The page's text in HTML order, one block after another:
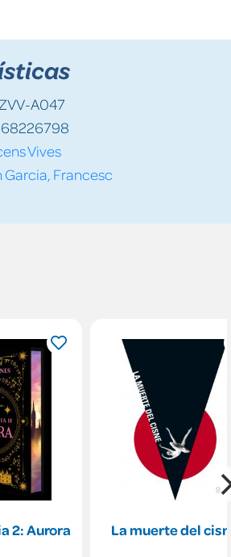
ZVV-A047
Vives
Garcia, Francesc
2: Aurora La muerte del cisne